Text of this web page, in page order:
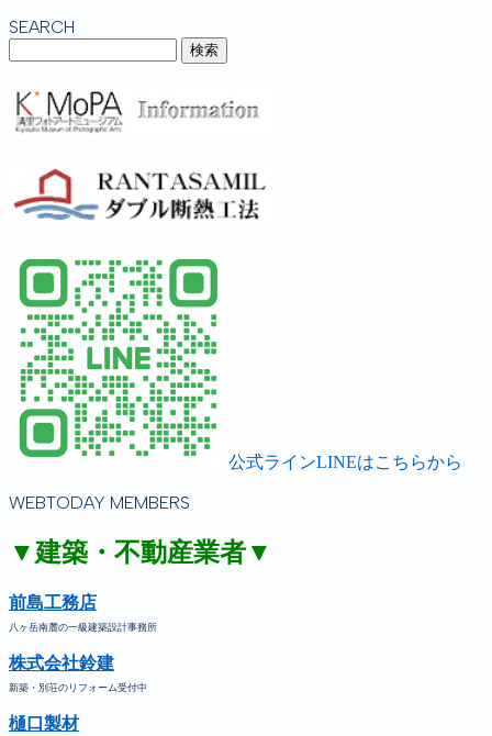
SEARCH
公式ラインLINEはこちらから
WEBTODAY MEMBERS
▼建築・不動産業者▼
前島工務店
八ヶ岳南麓の一級建築設計事務所
株式会社鈴建
新築・別荘のリフォーム受付中
樋口製材